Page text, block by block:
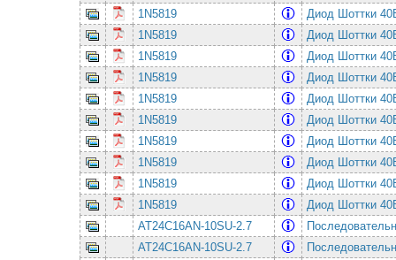
1N5819
Диод Шоттки
1N5819
Диод Шоттки
1N5819
Диод Шоттки
1N5819
Диод Шоттки
1N5819
Диод Шоттки
1N5819
Диод Шоттки
1N5819
Диод Шоттки
1N5819
Диод Шоттки
1N5819
Диод Шоттки
1N5819
Диод Шоттки
AT24C16AN-10SU-2.7
AT24C16AN-10SU-2.7